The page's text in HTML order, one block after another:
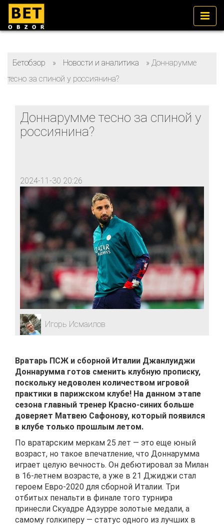
Бетобзор » Новости и аналитика » Доннарумме
тесно за спиной у россиянина?
Доннарумме тесно за спиной у
россиянина?
2024-11-30 20:26
Игорь Исмаилов
Вратарь ПСЖ и сборной Италии Джанлуиджи
Доннарумма готов сменить клубную прописку,
поскольку недоволен количеством игровой
практики в парижском клубе! На данном этапе
сезона главный тренер Красно-синих больше
доверяет Матвею Сафонову, который появился
в клубе только прошлым летом.
По вратарским меркам 25 лет — это еще юный
возраст, но такое впечатление, что Доннарумма
играет целую вечность. Он дебютировал за Милан
в 16-летнем возрасте, а уже в 21 Джиджи стал
героем Евро-2020 для сборной Италии. Три
отбитых пенальти в финале того турнира
принесли Скуадре Адзурре золотые медали, а
самому голкиперу — статус одного из лучших в